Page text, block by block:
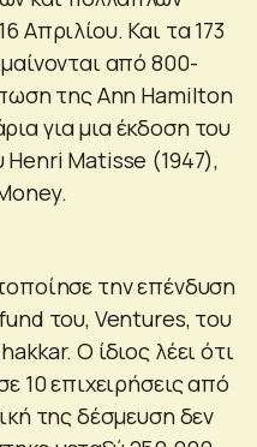
Απριλίου. Και τα 173
από 800-
της Ann Hamilton
για μια έκδοση του
Henri Matisse (1947),
την επένδυση
του, Ventures, του
Ο ίδιος λέει ότι
10 επιχειρήσεις από
της δέσμευση δεν